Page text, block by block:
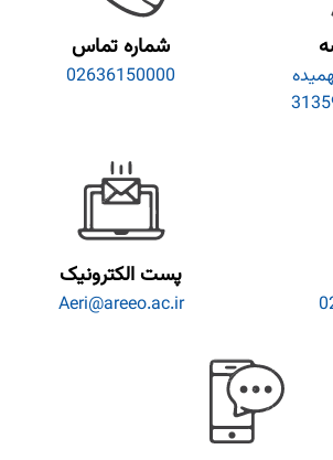
شماره تماس
02636150000
پست الکترونیک
Aeri@areeo.ac.ir